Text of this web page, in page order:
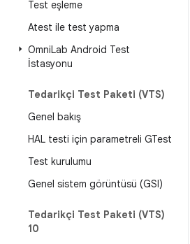
Test eşleme
Atest ile test yapma
OmniLab Android Test
İstasyonu
Tedarikçi Test Paketi (VTS)
Genel bakış
HAL testi için parametreli GTest
Test kurulumu
Genel sistem görüntüsü (GSI)
Tedarikçi Test Paketi (VTS)
10